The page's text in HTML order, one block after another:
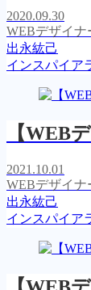
2020.09.30
WEBデザイ
出永紘己
インスパイア
【WEB
2021.10.01
WEBデザイナ
出永紘己
インスパイア